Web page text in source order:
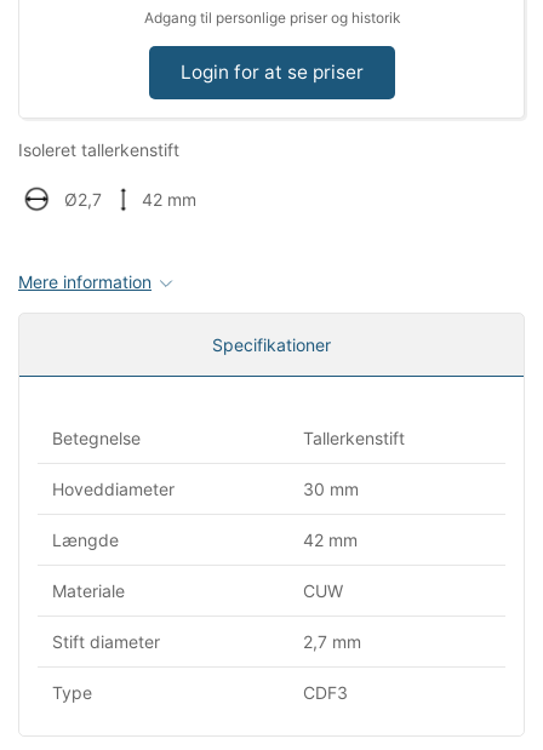
Adgang til personlige priser og historik
Login for at se priser
Isoleret tallerkenstift
Ø2,7 42 mm
Mere information
Specifikationer
Betegnelse Tallerkenstift
Hoveddiameter 30 mm
Længde 42 mm
Materiale CUW
Stift diameter 2,7 mm
Type CDF3